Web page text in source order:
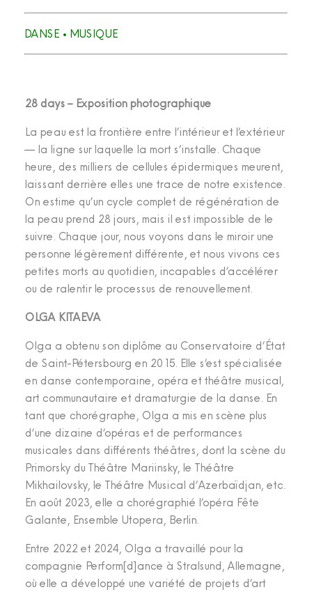
DANSE • MUSIQUE
28 days – Exposition photographique
La peau est la frontière entre l’intérieur et l’extérieur
— la ligne sur laquelle la mort s’installe. Chaque
heure, des milliers de cellules épidermiques meurent,
laissant derrière elles une trace de notre existence.
On estime qu’un cycle complet de régénération de
la peau prend 28 jours, mais il est impossible de le
suivre. Chaque jour, nous voyons dans le miroir une
personne légèrement différente, et nous vivons ces
petites morts au quotidien, incapables d’accélérer
ou de ralentir le processus de renouvellement.
OLGA KITAEVA
Olga a obtenu son diplôme au Conservatoire d’État
de Saint-Pétersbourg en 2015. Elle s’est spécialisée
en danse contemporaine, opéra et théâtre musical,
art communautaire et dramaturgie de la danse. En
tant que chorégraphe, Olga a mis en scène plus
d’une dizaine d’opéras et de performances
musicales dans différents théâtres, dont la scène du
Primorsky du Théâtre Mariinsky, le Théâtre
Mikhailovsky, le Théâtre Musical d’Azerbaïdjan, etc.
En août 2023, elle a chorégraphié l’opéra Fête
Galante, Ensemble Utopera, Berlin.
Entre 2022 et 2024, Olga a travaillé pour la
compagnie Perform[d]ance à Stralsund, Allemagne,
où elle a développé une variété de projets d’art